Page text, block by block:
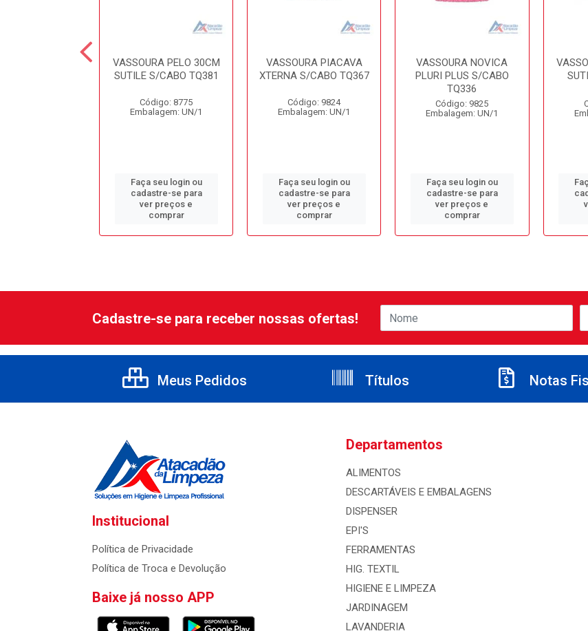
VASSOURA PELO 30CM
SUTILE S/CABO TQ381
Código: 8775
Embalagem: UN/1
Faça seu login ou
cadastre-se para
ver preços e
comprar
VASSOURA PIACAVA
XTERNA S/CABO TQ367
Código: 9824
Embalagem: UN/1
Faça seu login ou
cadastre-se para
ver preços e
comprar
VASSOURA NOVICA
PLURI PLUS S/CABO
TQ336
Código: 9825
Embalagem: UN/1
Faça seu login ou
cadastre-se para
ver preços e
comprar
Cadastre-se para receber nossas ofertas!
Meus Pedidos Títulos Notas
Institucional
Política de Privacidade
Política de Troca e Devolução
Baixe já nosso APP
Departamentos
ALIMENTOS
DESCARTÁVEIS E EMBALAGENS
DISPENSER
EPI'S
FERRAMENTAS
HIG. TEXTIL
HIGIENE E LIMPEZA
JARDINAGEM
LAVANDERIA